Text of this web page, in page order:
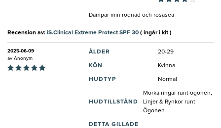
Dämpar min rodnad och rosasea
Recension av: iS.Clinical Extreme Protect SPF 30 ( ingår i kit )
2025-06-09
av Anonym
ÅLDER 20-29
KÖN Kvinna
HUDTYP Normal
HUDTILLSTÅND
Mörka ringar runt ögonen,
Linjer & Rynkor runt
Ögonen
DETTA GILLADE